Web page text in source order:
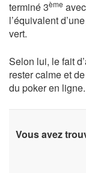
terminé 3ème
l’équivalent
vert.
Selon lui, le fait
rester calme et
du poker en ligne.
Vous avez